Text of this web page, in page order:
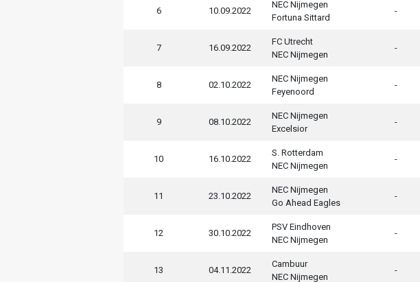
6 10.09.2022
NEC Nijmegen
Fortuna Sittard
-
7 16.09.2022
FC Utrecht
NEC Nijmegen
-
8 02.10.2022
NEC Nijmegen
Feyenoord
-
9 08.10.2022
NEC Nijmegen
Excelsior
-
10 16.10.2022
S. Rotterdam
NEC Nijmegen
-
11 23.10.2022
NEC Nijmegen
Go Ahead Eagles
-
12 30.10.2022
PSV Eindhoven
NEC Nijmegen
-
13 04.11.2022
Cambuur
NEC Nijmegen
-